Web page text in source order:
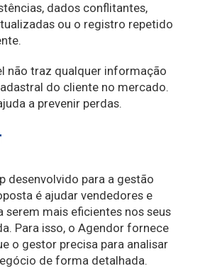
dados conflitantes,
ou o registro repetido
não traz qualquer informação
do cliente no mercado.
a prevenir perdas.
desenvolvido para a gestão
é ajudar vendedores e
serem mais eficientes nos seus
Para isso, o Agendor fornece
o gestor precisa para analisar
de forma detalhada.